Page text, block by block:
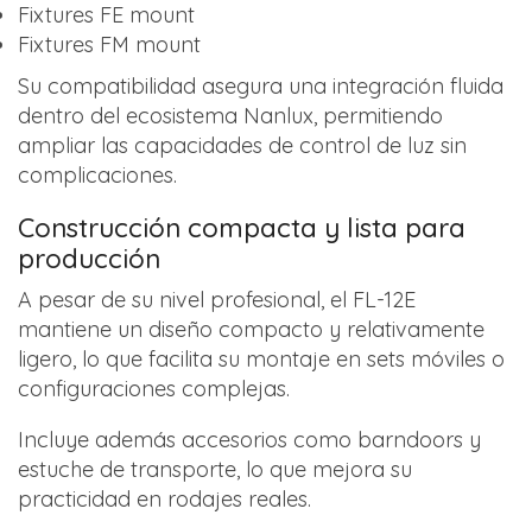
Fixtures FE mount
Fixtures FM mount
Su compatibilidad asegura una integración fluida
dentro del ecosistema Nanlux, permitiendo
ampliar las capacidades de control de luz sin
complicaciones.
Construcción compacta y lista para
producción
A pesar de su nivel profesional, el FL-12E
mantiene un diseño compacto y relativamente
ligero, lo que facilita su montaje en sets móviles o
configuraciones complejas.
Incluye además accesorios como barndoors y
estuche de transporte, lo que mejora su
practicidad en rodajes reales.